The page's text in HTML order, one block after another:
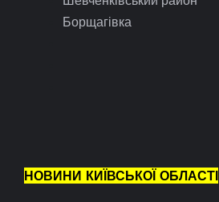
Борщагівка
НОВИНИ КИЇВСЬКОЇ ОБЛАСТІ